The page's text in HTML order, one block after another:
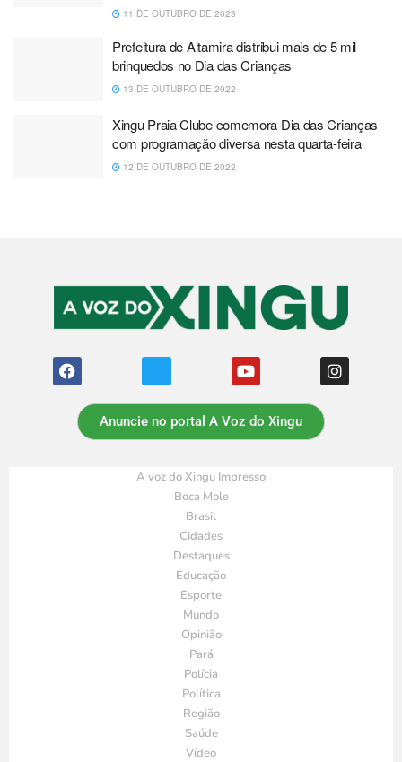
11 DE OUTUBRO DE 2023
Prefeitura de Altamira distribui mais de 5 mil
brinquedos no Dia das Crianças
13 DE OUTUBRO DE 2022
Xingu Praia Clube comemora Dia das Crianças
com programação diversa nesta quarta-feira
12 DE OUTUBRO DE 2022
Anuncie no portal A Voz do Xingu
A voz do Xingu Impresso
Boca Mole
Brasil
Cidades
Destaques
Educação
Esporte
Mundo
Opinião
Pará
Polícia
Política
Região
Saúde
Vídeo